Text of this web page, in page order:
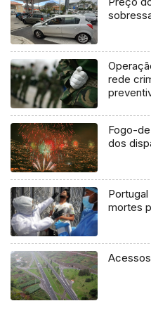
rede
Fogo-
dos
mortes